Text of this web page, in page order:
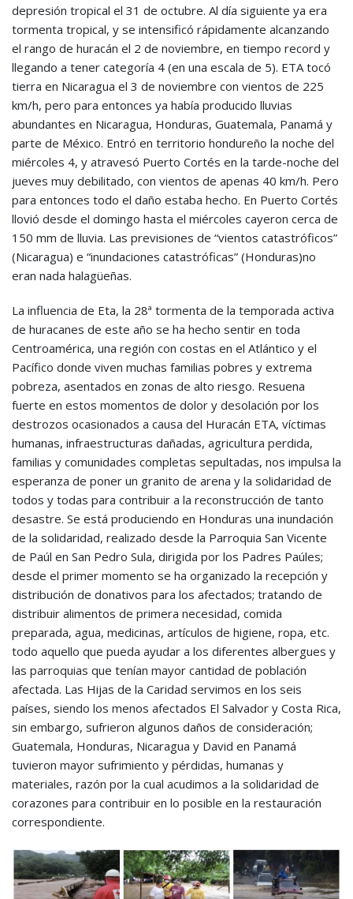
depresión tropical el 31 de octubre. Al día siguiente ya era
tormenta tropical, y se intensificó rápidamente alcanzando
el rango de huracán el 2 de noviembre, en tiempo record y
llegando a tener categoría 4 (en una escala de 5). ETA tocó
tierra en Nicaragua el 3 de noviembre con vientos de 225
km/h, pero para entonces ya había producido lluvias
abundantes en Nicaragua, Honduras, Guatemala, Panamá y
parte de México. Entró en territorio hondureño la noche del
miércoles 4, y atravesó Puerto Cortés en la tarde-noche del
jueves muy debilitado, con vientos de apenas 40 km/h. Pero
para entonces todo el daño estaba hecho. En Puerto Cortés
llovió desde el domingo hasta el miércoles cayeron cerca de
150 mm de lluvia. Las previsiones de “vientos catastróficos”
(Nicaragua) e “inundaciones catastróficas” (Honduras)no
eran nada halagüeñas.
La influencia de Eta, la 28ª tormenta de la temporada activa
de huracanes de este año se ha hecho sentir en toda
Centroamérica, una región con costas en el Atlántico y el
Pacífico donde viven muchas familias pobres y extrema
pobreza, asentados en zonas de alto riesgo. Resuena
fuerte en estos momentos de dolor y desolación por los
destrozos ocasionados a causa del Huracán ETA, víctimas
humanas, infraestructuras dañadas, agricultura perdida,
familias y comunidades completas sepultadas, nos impulsa la
esperanza de poner un granito de arena y la solidaridad de
todos y todas para contribuir a la reconstrucción de tanto
desastre. Se está produciendo en Honduras una inundación
de la solidaridad, realizado desde la Parroquia San Vicente
de Paúl en San Pedro Sula, dirigida por los Padres Paúles;
desde el primer momento se ha organizado la recepción y
distribución de donativos para los afectados; tratando de
distribuir alimentos de primera necesidad, comida
preparada, agua, medicinas, artículos de higiene, ropa, etc.
todo aquello que pueda ayudar a los diferentes albergues y
las parroquias que tenían mayor cantidad de población
afectada. Las Hijas de la Caridad servimos en los seis
países, siendo los menos afectados El Salvador y Costa Rica,
sin embargo, sufrieron algunos daños de consideración;
Guatemala, Honduras, Nicaragua y David en Panamá
tuvieron mayor sufrimiento y pérdidas, humanas y
materiales, razón por la cual acudimos a la solidaridad de
corazones para contribuir en lo posible en la restauración
correspondiente.